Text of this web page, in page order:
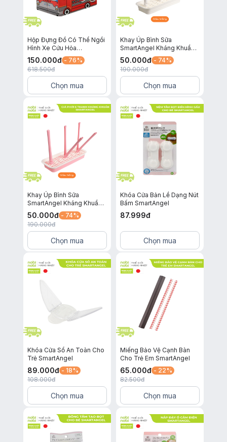
Hộp Đựng Đồ Có Thể Ngồi
Hình Xe Cứu Hỏa
SmartAngel
150.000đ - 76%
618.500đ
Chọn mua
Khay Úp Bình Sữa
SmartAngel Kháng Khuẩn
và An Toàn Cho Bé Loại
Trắng 3 Thanh
50.000đ - 74%
190.000đ
Chọn mua
Khay Úp Bình Sữa
SmartAngel Kháng Khuẩn
và An Toàn Cho Bé Màu
Hồng
50.000đ - 74%
190.000đ
Chọn mua
Khóa Cửa Bản Lề Dạng Nút
Bấm SmartAngel
87.999đ
Chọn mua
Khóa Cửa Sổ An Toàn Cho
Trẻ SmartAngel
89.000đ - 18%
108.000đ
Chọn mua
Miếng Bảo Vệ Cạnh Bàn
Cho Trẻ Em SmartAngel
65.000đ - 22%
82.500đ
Chọn mua